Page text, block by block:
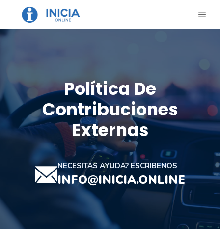
contenido
Política De
Contribuciones
Externas
NECESITAS AYUDA? ESCRIBENOS
INFO@INICIA.ONLINE